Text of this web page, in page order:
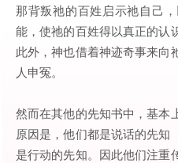
那背叛祂的百姓启示祂自己
能，使祂的百姓得以真正的认
此外，神也借着神迹奇事来向
人申冤。
然而在其他的先知书中，基本
原因是，他们都是说话的先知
是行动的先知。因此他们注重